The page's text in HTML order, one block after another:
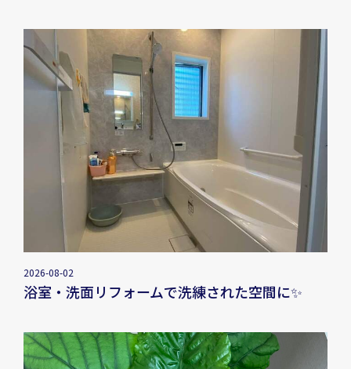
2026-08-02
浴室・洗面リフォームで洗練された空間に✨